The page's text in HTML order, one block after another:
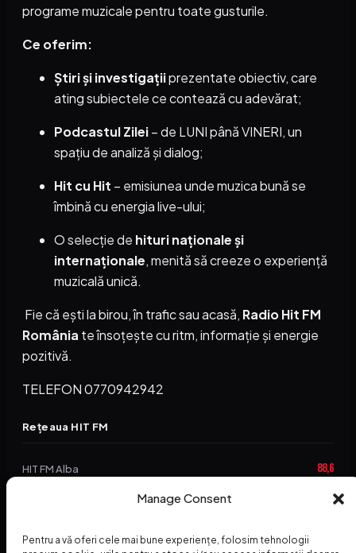
Manage Consent
Pentru a vă oferi cele mai bune experiențe, folosim tehnologii
programe muzicale pentru toate gusturile.
Ce oferim:
Știri și investigațiiprezentate obiectiv, care
ating subiectele ce contează cu adevărat;
Podcastul Zilei– de LUNI până VINERI, un
spațiu de analiză și dialog;
Hit cu Hit – emisiunea unde muzica bună se
îmbină cu energia live-ului;
O selecție de hituri naționale și
internaționale, menită să creeze o experiență
muzicală unică.
Fie că ești la birou, în trafic sau acasă, Radio Hit FM
România te însoțește cu ritm, informație și energie
pozitivă.
TELEFON 0770942942
Rețeaua HIT FM
HIT FM Alba 88,6
94,2